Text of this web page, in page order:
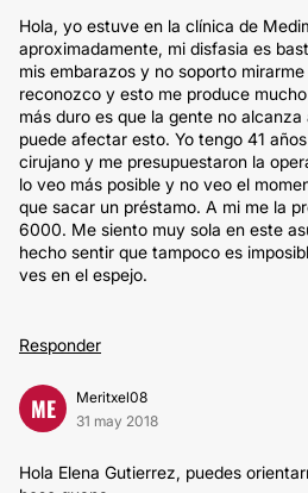
Hola, yo estuve en la clínica de
aproximadamente, mi disfasia es
mis embarazos y no soporto
reconozco y esto me produce
más duro es que la gente no
puede afectar esto. Yo tengo 41
cirujano y me presupuestaron la
lo veo más posible y no veo el
que sacar un préstamo. A mi me la
6000. Me siento muy sola en este
hecho sentir que tampoco es
ves en el espejo.
Responder
ME
Meritxel08
31 may 2018
Hola Elena Gutierrez, puedes